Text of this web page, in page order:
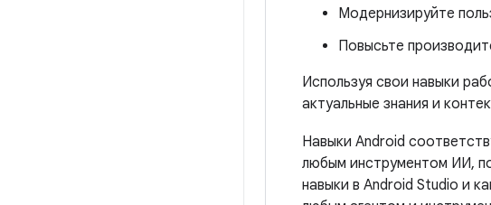
Модернизируйте
Повысьте
Используя свои навыки
актуальные знания и
Навыки Android
любым инструментом ИИ,
навыки в Android Studio и